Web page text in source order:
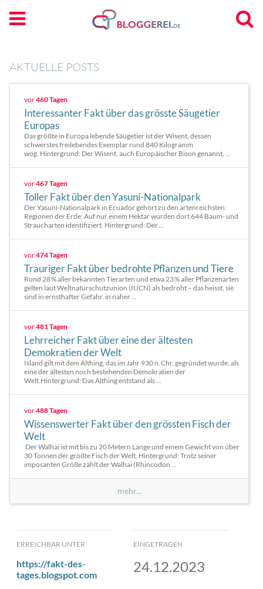
AKTUELLE POSTS
vor460 Tagen
Interessanter Fakt über das grösste Säugetier
Europas
Das größte in Europa lebende Säugetier ist der Wisent, dessen
schwerstes freilebendes Exemplar rund 840 Kilogramm
wog. Hintergrund: Der Wisent, auch Europäischer Bison genannt, ...
vor467 Tagen
Toller Fakt über den Yasuní-Nationalpark
Der Yasuní-Nationalpark in Ecuador gehört zu den artenreichsten
Regionen der Erde: Auf nur einem Hektar wurden dort 644 Baum- und
Straucharten identifiziert. Hintergrund: Der ...
vor474 Tagen
Trauriger Fakt über bedrohte Pflanzen und Tiere
Rund 28 % aller bekannten Tierarten und etwa 23 % aller Pflanzenarten
gelten laut Weltnaturschutzunion (IUCN) als bedroht – das heisst, sie
sind in ernsthafter Gefahr, in naher ...
vor481 Tagen
Lehrreicher Fakt über eine der ältesten
Demokratien der Welt
Island gilt mit dem Althing, das im Jahr 930 n. Chr. gegründet wurde, als
eine der ältesten noch bestehenden Demokratien der
Welt.Hintergrund: Das Althing entstand als ...
vor488 Tagen
Wissenswerter Fakt über den grössten Fisch der
Welt
Der Walhai ist mit bis zu 20 Metern Länge und einem Gewicht von über
30 Tonnen der größte Fisch der Welt. Hintergrund: Trotz seiner
imposanten Größe zählt der Walhai (Rhincodon ...
mehr...
ERREICHBAR UNTER
https://fakt-des-
tages.blogspot.com
EINGETRAGEN
24.12.2023